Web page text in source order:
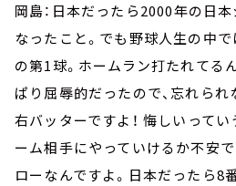
岡島：日本だったら2000年の日
なったこと。でも野球人生の中
の第1球。ホームラン打たれてる
ぱり屈辱的だったので、忘れら
右バッターですよ！ 悔しいってい
ーム相手にやっていけるか不安
ローなんですよ。日本だったら8